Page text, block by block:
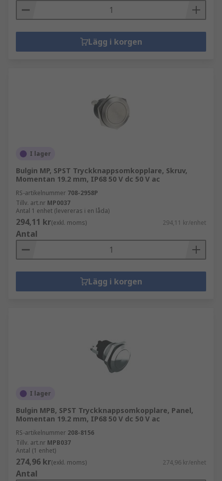
Lägg i korgen
I lager
Bulgin MP, SPST Tryckknappsomkopplare, Skruv,
Momentan 19.2 mm, IP68 50 V dc 50 V ac
RS-artikelnummer 708-2958P
Tillv. art.nr MP0037
Antal 1 enhet (levereras i en låda)
294,11 kr(exkl. moms) 294,11 kr/enhet
Antal
Lägg i korgen
I lager
Bulgin MPB, SPST Tryckknappsomkopplare, Panel,
Momentan 19.2 mm, IP68 50 V dc 50 V ac
RS-artikelnummer 208-8156
Tillv. art.nr MPB037
Antal (1 enhet)
274,96 kr(exkl. moms) 274,96 kr/enhet
Antal